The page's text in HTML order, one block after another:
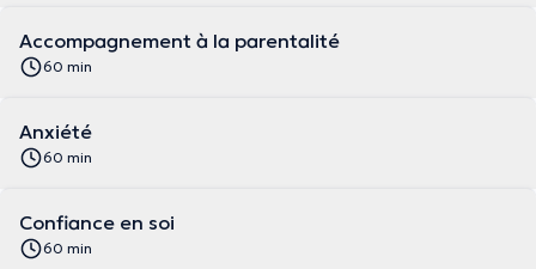
Accompagnement à la parentalité
60 min
Anxiété
60 min
Confiance en soi
60 min